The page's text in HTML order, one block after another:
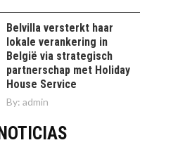
Belvilla versterkt haar
lokale verankering in
België via strategisch
partnerschap met Holiday
House Service
By: admin